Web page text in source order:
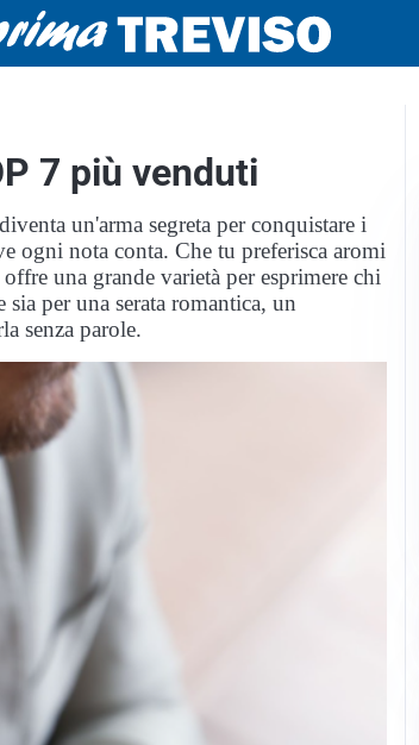
7 più venduti
un'arma segreta per conquistare i
ogni nota conta. Che tu preferisca aromi
una grande varietà per esprimere chi
per una serata romantica, un
senza parole.